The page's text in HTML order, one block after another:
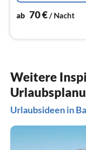
ab 70€/ Nacht
Weitere
Urlaubsideen in